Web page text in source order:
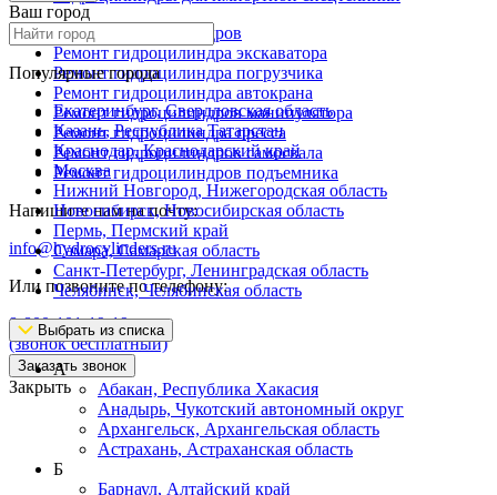
Ремонт гидроцилиндров
Ремонт гидроцилиндра экскаватора
Ремонт гидроцилиндра погрузчика
Ремонт гидроцилиндра автокрана
Ремонт гидроцилиндров манипулятора
Ремонт гидроцилиндра пресса
Ремонт гидроцилиндров самосвала
Ремонт гидроцилиндров подъемника
Напишите нам на почту:
info@hydrocylinders.ru
Или позвоните по телефону:
8-800-101-19-19
(звонок бесплатный)
Заказать звонок
Закрыть
Ваш город
Популярные города
Екатеринбург, Свердловская область
Казань, Республика Татарстан
Краснодар, Краснодарский край
Москва
Нижний Новгород, Нижегородская область
Новосибирск, Новосибирская область
Пермь, Пермский край
Самара, Самарская область
Санкт-Петербург, Ленинградская область
Челябинск, Челябинская область
Выбрать из списка
А
Абакан, Республика Хакасия
Анадырь, Чукотский автономный округ
Архангельск, Архангельская область
Астрахань, Астраханская область
Б
Барнаул, Алтайский край